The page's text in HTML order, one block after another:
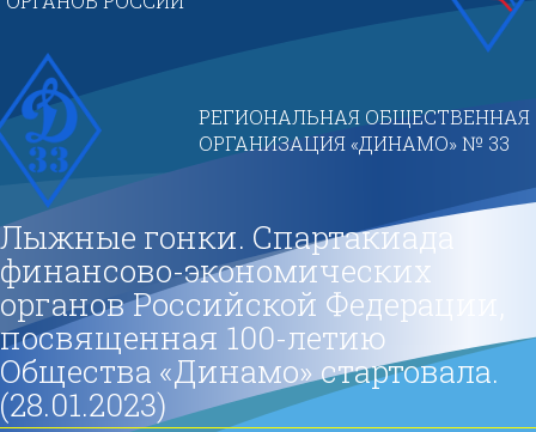
РЕГИОНАЛЬНАЯ ОБЩЕСТВЕННАЯ
ОРГАНИЗАЦИЯ «ДИНАМО» № 33
Лыжные гонки. Спартакиада
финансово-экономических
органов Российской Федерации,
посвященная 100-летию
Общества «Динамо» стартовала.
(28.01.2023)